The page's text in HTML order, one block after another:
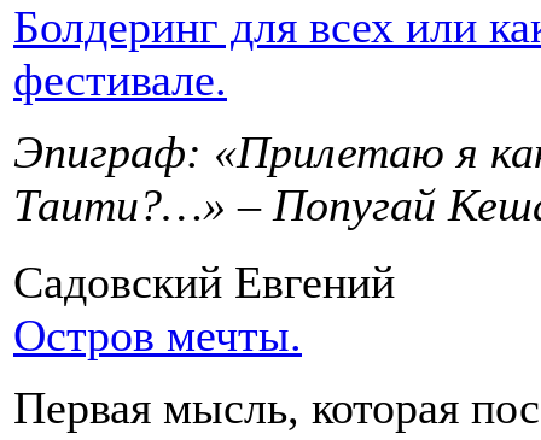
Болдеринг для всех или
фестивале.
Эпиграф: «Прилетаю я
Таити?…» – Попугай
Садовский Евгений
Остров мечты.
Первая мысль, которая